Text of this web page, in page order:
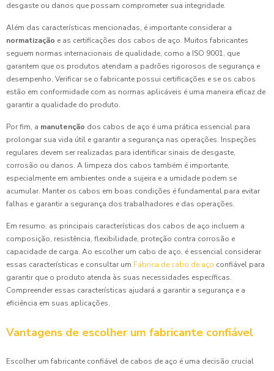
desgaste ou danos que possam comprometer sua integridade.
Além das características mencionadas, é importante considerar a
normatização e as certificações dos cabos de aço. Muitos fabricantes
seguem normas internacionais de qualidade, como a ISO 9001, que
garantem que os produtos atendam a padrões rigorosos de segurança e
desempenho. Verificar se o fabricante possui certificações e se os cabos
estão em conformidade com as normas aplicáveis é uma maneira eficaz de
garantir a qualidade do produto.
Por fim, a manutenção dos cabos de aço é uma prática essencial para
prolongar sua vida útil e garantir a segurança nas operações. Inspeções
regulares devem ser realizadas para identificar sinais de desgaste,
corrosão ou danos. A limpeza dos cabos também é importante,
especialmente em ambientes onde a sujeira e a umidade podem se
acumular. Manter os cabos em boas condições é fundamental para evitar
falhas e garantir a segurança dos trabalhadores e das operações.
Em resumo, as principais características dos cabos de aço incluem a
composição, resistência, flexibilidade, proteção contra corrosão e
capacidade de carga. Ao escolher um cabo de aço, é essencial considerar
essas características e consultar um Fábrica de cabo de aço confiável para
garantir que o produto atenda às suas necessidades específicas.
Compreender essas características ajudará a garantir a segurança e a
eficiência em suas aplicações.
Vantagens de escolher um fabricante confiável
Escolher um fabricante confiável de cabos de aço é uma decisão crucial